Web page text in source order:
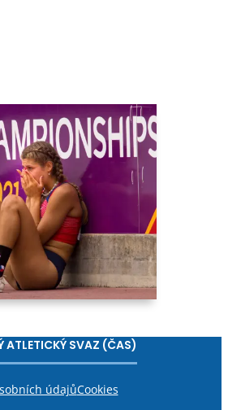
ATLETICKÝ SVAZ (ČAS)
údajůCookies